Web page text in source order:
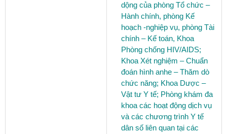
dộng của phòng Tổ chức –
Hành chính, phòng Kế
hoạch -nghiệp vụ, phòng Tài
chính – Kế toán, Khoa
Phòng chống HIV/AIDS;
Khoa Xét nghiệm – Chuẩn
đoán hình anhe – Thăm dò
chức năng; Khoa Dược –
Vật tư Y tế; Phòng khám đa
khoa các hoạt động dịch vụ
và các chương trình Y tế
dân số liên quan tại các